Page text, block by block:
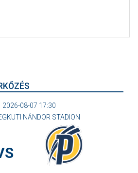
2026-08-07 17:30
NÁNDOR STADION